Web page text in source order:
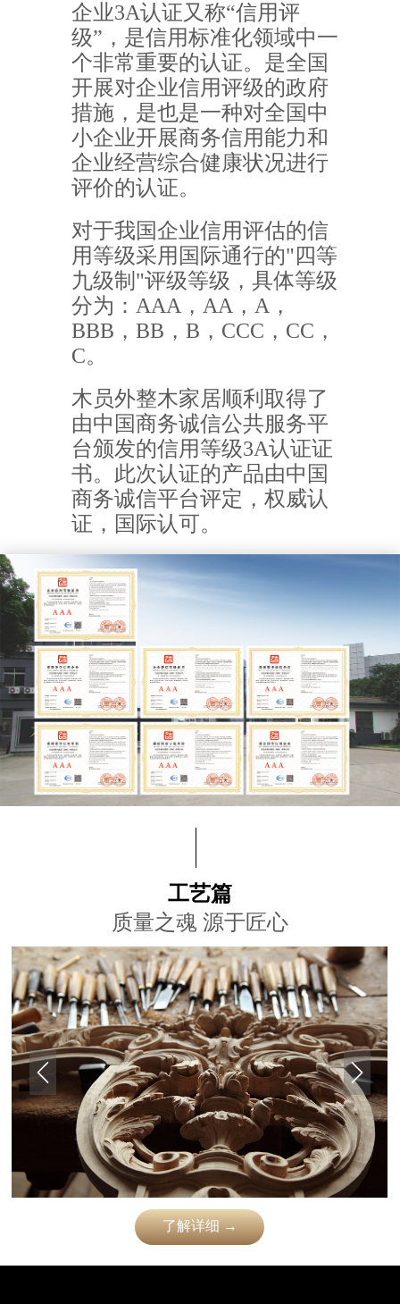
企业3A认证又称“信用评
级”，是信用标准化领域中一
个非常重要的认证。是全国
开展对企业信用评级的政府
措施，是也是一种对全国中
小企业开展商务信用能力和
企业经营综合健康状况进行
评价的认证。
对于我国企业信用评估的信
用等级采用国际通行的"四等
九级制"评级等级，具体等级
分为：AAA，AA，A，
BBB，BB，B，CCC，CC，
C。
木员外整木家居顺利取得了
由中国商务诚信公共服务平
台颁发的信用等级3A认证证
书。此次认证的产品由中国
商务诚信平台评定，权威认
证，国际认可。
工艺篇
质量之魂 源于匠心
 
了解详细 →